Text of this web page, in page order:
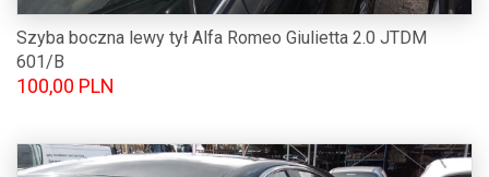
Szyba boczna lewy tył Alfa Romeo Giulietta 2.0 JTDM
601/B
100,00 PLN